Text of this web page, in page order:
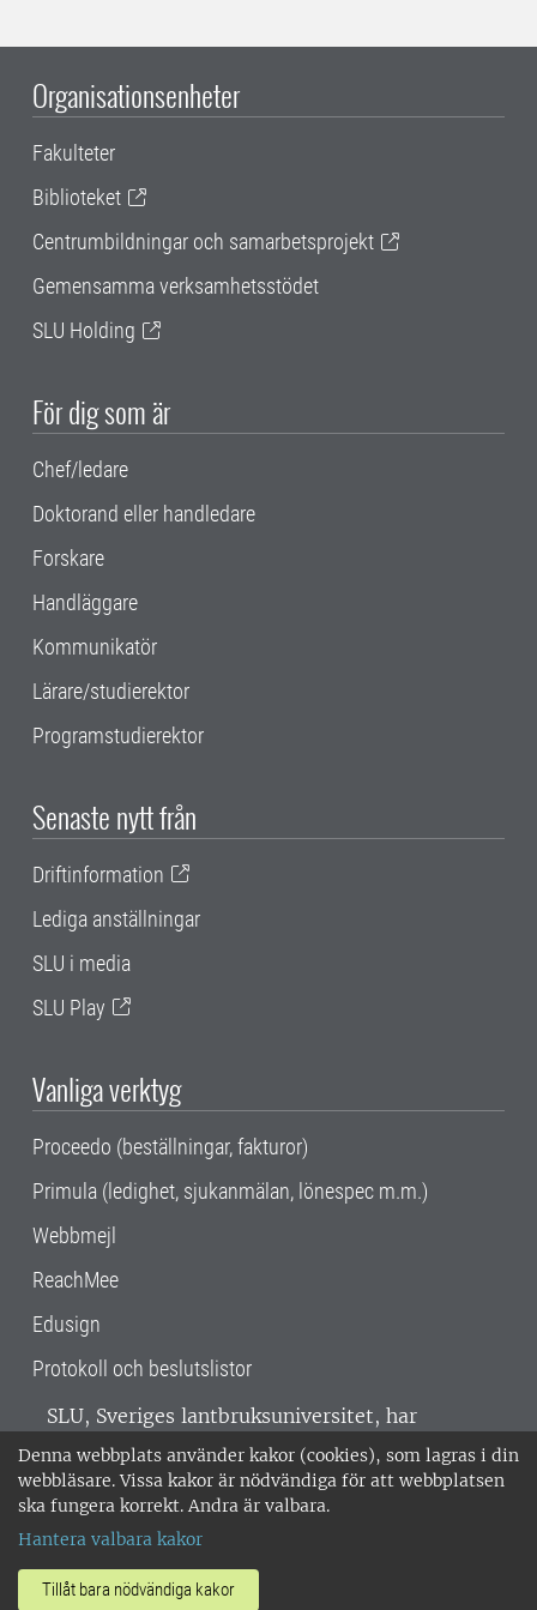
Denna webbplats använder kakor (cookies), som lagras i din
webbläsare. Vissa kakor är nödvändiga för att webbplatsen
ska fungera korrekt. Andra är valbara.
Hantera valbara kakor
Tillåt bara nödvändiga kakor
Organisationsenheter
Fakulteter
Biblioteket
Centrumbildningar och samarbetsprojekt
Gemensamma verksamhetsstödet
SLU Holding
För dig som är
Chef/ledare
Doktorand eller handledare
Forskare
Handläggare
Kommunikatör
Lärare/studierektor
Programstudierektor
Senaste nytt från
Driftinformation
Lediga anställningar
SLU i media
SLU Play
Vanliga verktyg
Proceedo (beställningar, fakturor)
Primula (ledighet, sjukanmälan, lönespec m.m.)
Webbmejl
ReachMee
Edusign
Protokoll och beslutslistor
SLU, Sveriges lantbruksuniversitet, har
verksamhet över hela Sverige. Huvudorter är
Alnarp, Uppsala och Umeå.SLU är
miljöcertifierat enligt ISO 14001. •
018-67 10 00 • Org nr: 202100-2817 •
Om SLU:s webbplatser